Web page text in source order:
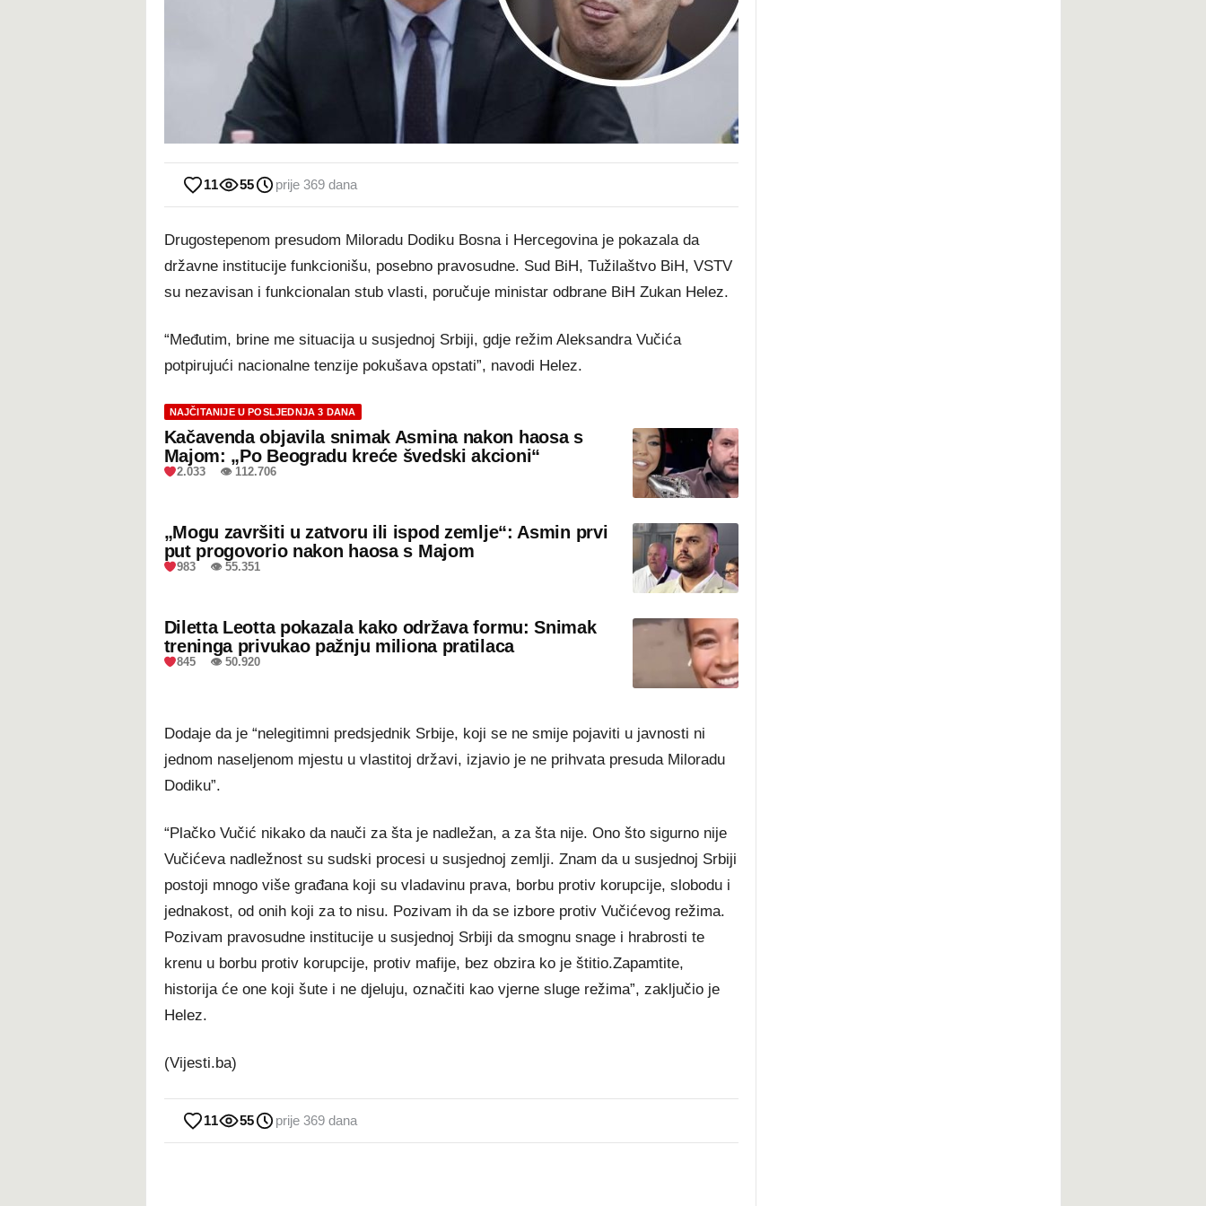
11 55 prije 369 dana
Drugostepenom presudom Miloradu Dodiku Bosna i Hercegovina je pokazala da
državne institucije funkcionišu, posebno pravosudne. Sud BiH, Tužilaštvo BiH, VSTV
su nezavisan i funkcionalan stub vlasti, poručuje ministar odbrane BiH Zukan Helez.
“Međutim, brine me situacija u susjednoj Srbiji, gdje režim Aleksandra Vučića
potpirujući nacionalne tenzije pokušava opstati”, navodi Helez.
NAJČITANIJE U POSLJEDNJA 3 DANA
Kačavenda objavila snimak Asmina nakon haosa s
Majom: „Po Beogradu kreće švedski akcioni“
2.033 👁 112.706
„Mogu završiti u zatvoru ili ispod zemlje“: Asmin prvi
put progovorio nakon haosa s Majom
983 👁 55.351
Diletta Leotta pokazala kako održava formu: Snimak
treninga privukao pažnju miliona pratilaca
845 👁 50.920
Dodaje da je “nelegitimni predsjednik Srbije, koji se ne smije pojaviti u javnosti ni
jednom naseljenom mjestu u vlastitoj državi, izjavio je ne prihvata presuda Miloradu
Dodiku”.
“Plačko Vučić nikako da nauči za šta je nadležan, a za šta nije. Ono što sigurno nije
Vučićeva nadležnost su sudski procesi u susjednoj zemlji. Znam da u susjednoj Srbiji
postoji mnogo više građana koji su vladavinu prava, borbu protiv korupcije, slobodu i
jednakost, od onih koji za to nisu. Pozivam ih da se izbore protiv Vučićevog režima.
Pozivam pravosudne institucije u susjednoj Srbiji da smognu snage i hrabrosti te
krenu u borbu protiv korupcije, protiv mafije, bez obzira ko je štitio.Zapamtite,
historija će one koji šute i ne djeluju, označiti kao vjerne sluge režima”, zaključio je
Helez.
(Vijesti.ba)
11 55 prije 369 dana